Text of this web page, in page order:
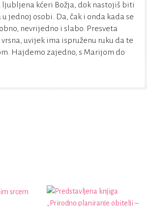
ljubljena kćeri Božja, dok nastojiš biti
jednoj osobi. Da, čak i onda kada se
nevrijedno i slabo. Presveta
uvijek ima ispruženu ruku da te
Hajdemo zajedno, s Marijom do